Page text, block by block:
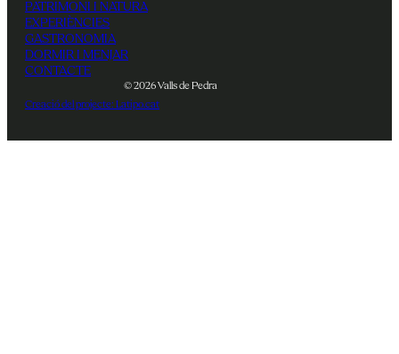
PATRIMONI I NATURA
EXPERIÈNCIES
GASTRONOMIA
DORMIR I MENJAR
CONTACTE
© 2026 Valls de Pedra
Creació del projecte: Latipo.cat